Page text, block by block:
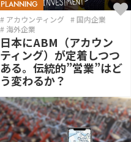
PLANNING
アカウンティング
国内企業
海外企業
日本にABM（アカウン
ティング）が定着しつつ
ある。伝統的”営業”はど
う変わるか？